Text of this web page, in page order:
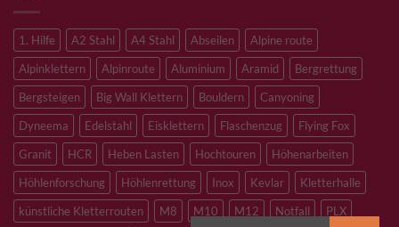
1. Hilfe A2 Stahl A4 Stahl Abseilen
Alpine route
Alpinklettern
Alpinroute Aluminium Aramid
Bergrettung
Bergsteigen
Big Wall Klettern Bouldern
Canyoning
Dyneema
Edelstahl Eisklettern Flaschenzug
Flying Fox
Granit
HCR Heben Lasten Hochtouren
Höhenarbeiten
Höhlenforschung
Höhlenrettung Inox Kevlar
Kletterhalle
künstliche Kletterrouten
M8 M10 M12 Notfall
PLX